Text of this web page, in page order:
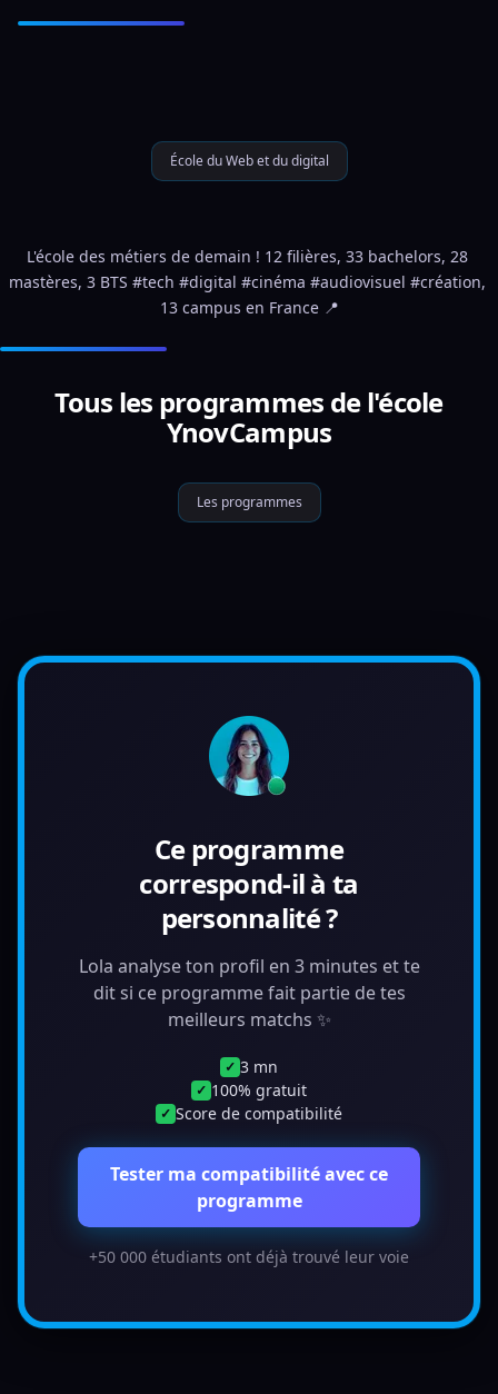
École du Web et du digital
L'école des métiers de demain ! 12 filières, 33 bachelors, 28
mastères, 3 BTS #tech #digital #cinéma #audiovisuel #création,
13 campus en France 📍
Tous les programmes de l'école
YnovCampus
Les programmes
Ce programme
correspond-il à ta
personnalité ?
Lola analyse ton profil en 3 minutes et te
dit si ce programme fait partie de tes
meilleurs matchs ✨
✓ 3 mn
✓ 100% gratuit
✓ Score de compatibilité
Tester ma compatibilité avec ce
programme
+50 000 étudiants ont déjà trouvé leur voie